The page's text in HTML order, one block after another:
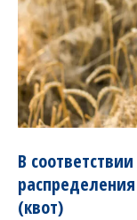
В
(квот)